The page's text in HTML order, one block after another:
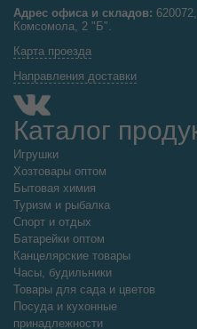
Адрес офиса и складов:
Комсомола, 2 "Б".
Карта проезда
Направления доставки
Каталог
Игрушки
Хозтовары оптом
Бытовая химия
Туризм и рыбалка
Спорт и отдых
Батарейки оптом
Канцелярские товары
Часы, будильники
Товары для сада и цветов
Посуда и кухонные
принадлежности